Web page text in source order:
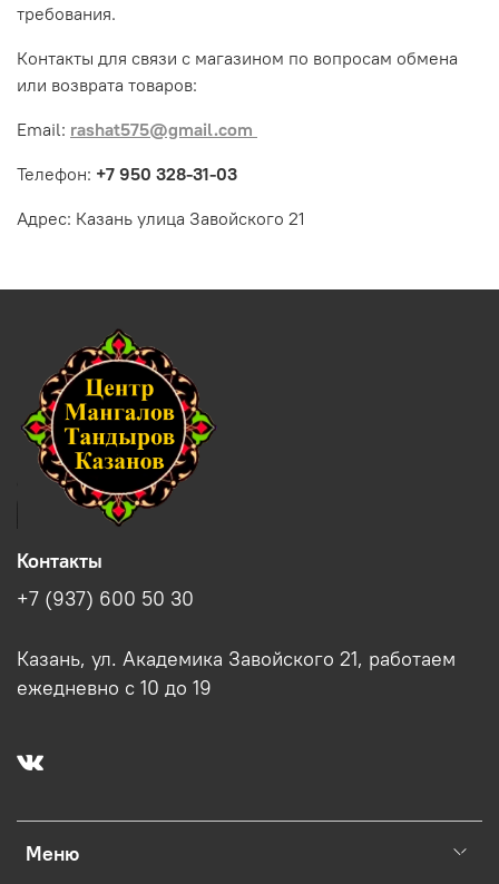
требования.
Контакты для связи с магазином по вопросам обмена
или возврата товаров:
Email: rashat575@gmail.com
Телефон: +7 950 328-31-03
Адрес: Казань улица Завойского 21
Меню
Контакты
+7 (937) 600 50 30
Казань, ул. Академика Завойского 21, работаем
ежедневно с 10 до 19